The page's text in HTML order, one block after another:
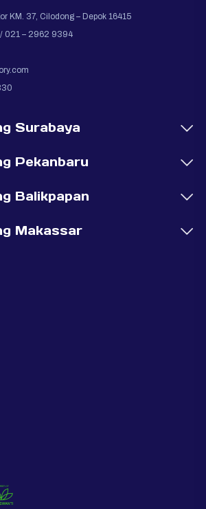
KM. 37, Cilodong – Depok 16415
021 – 2962 9394
Surabaya
Pekanbaru
Balikpapan
Makassar